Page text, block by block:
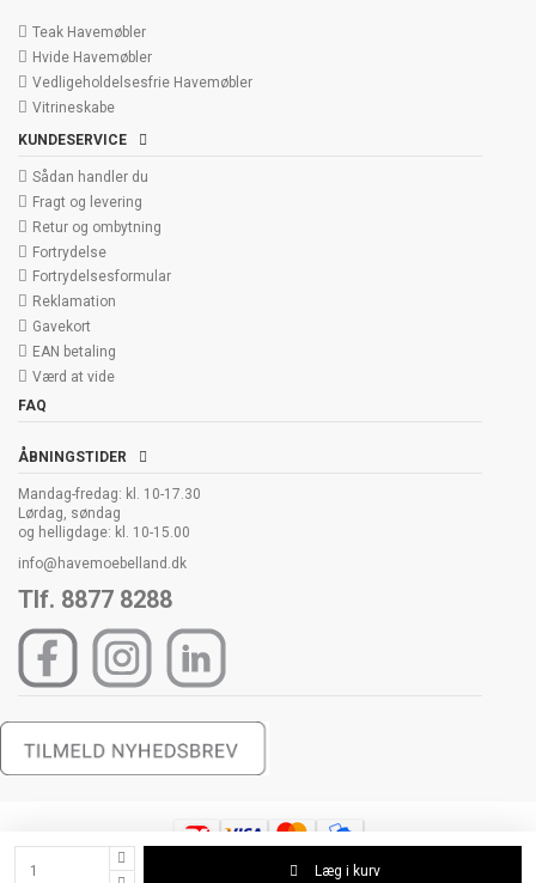
Læg i kurv
Teak Havemøbler
Hvide Havemøbler
Vedligeholdelsesfrie Havemøbler
Vitrineskabe
KUNDESERVICE
Sådan handler du
Fragt og levering
Retur og ombytning
Fortrydelse
Fortrydelsesformular
Reklamation
Gavekort
EAN betaling
Værd at vide
FAQ
ÅBNINGSTIDER
Mandag-fredag: kl. 10-17.30
Lørdag, søndag
og helligdage: kl. 10-15.00
info@havemoebelland.dk
Tlf. 8877 8288
Copyright 2006-2026 Havemøbelland All Rights Reserved. Havemøbelland